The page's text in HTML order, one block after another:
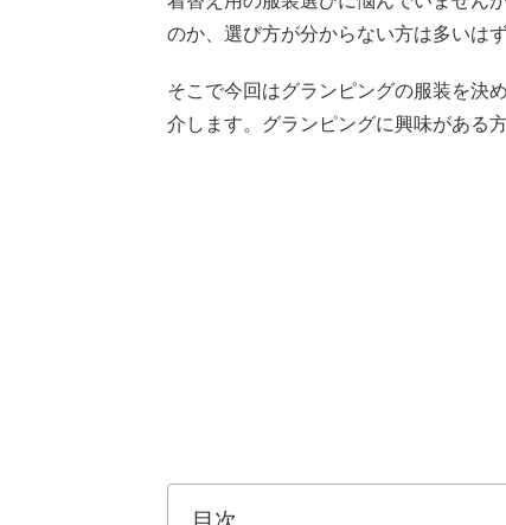
のか、選び方が分からない方は多いはず
そこで今回はグランピングの服装を決
介します。グランピングに興味がある